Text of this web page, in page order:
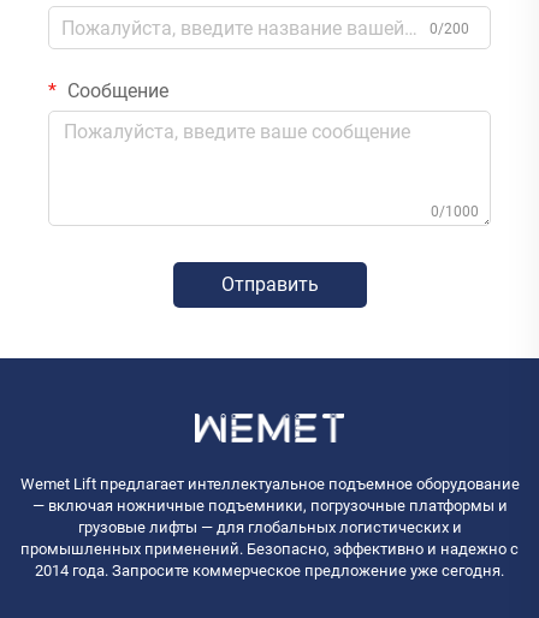
0/200
Сообщение
0/1000
Отправить
Wemet Lift предлагает интеллектуальное подъемное оборудование
— включая ножничные подъемники, погрузочные платформы и
грузовые лифты — для глобальных логистических и
промышленных применений. Безопасно, эффективно и надежно с
2014 года. Запросите коммерческое предложение уже сегодня.